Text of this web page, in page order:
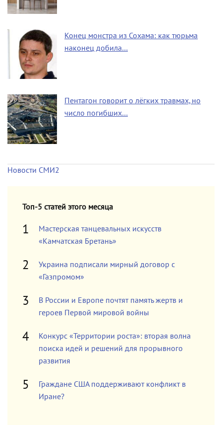
Конец монстра из Сохама: как тюрьма
наконец добила…
Пентагон говорит о лёгких травмах, но
число погибших…
Новости СМИ2
Топ-5 статей этого месяца
Мастерская танцевальных искусств
«Камчатская Бретань»
Украина подписали мирный договор с
«Газпромом»
В России и Европе почтят память жертв и
героев Первой мировой войны
Конкурс «Территории роста»: вторая волна
поиска идей и решений для прорывного
развития
Граждане США поддерживают конфликт в
Иране?